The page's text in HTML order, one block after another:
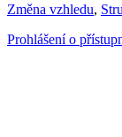
Změna vzhledu,
Prohlášení o